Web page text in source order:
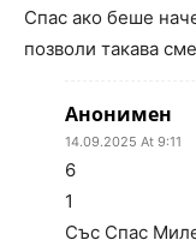
Спас ако беше
позволи такава
Анонимен
14.09.2025 At 9:11
6
1
Със Спас